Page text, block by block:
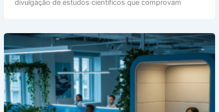
Estudos
divulgação de estudos científicos que comprovam